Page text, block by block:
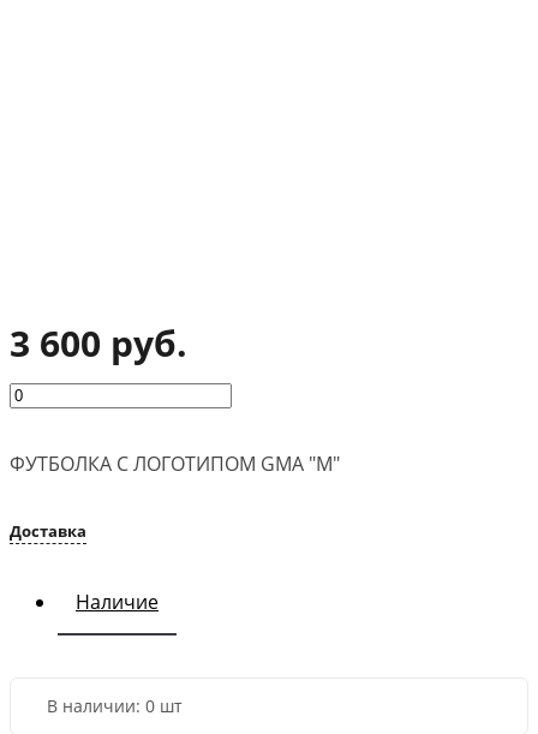
3 600 руб.
ФУТБОЛКА С ЛОГОТИПОМ GMA "M"
Доставка
Наличие
В наличии: 0 шт